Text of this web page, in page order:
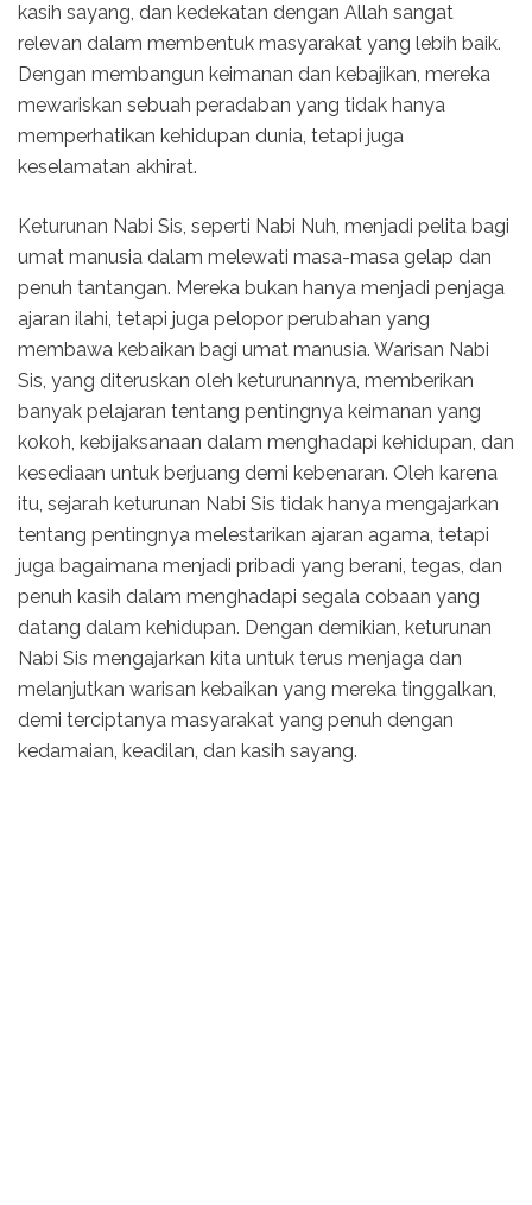
kasih sayang, dan kedekatan dengan Allah sangat
relevan dalam membentuk masyarakat yang lebih baik.
Dengan membangun keimanan dan kebajikan, mereka
mewariskan sebuah peradaban yang tidak hanya
memperhatikan kehidupan dunia, tetapi juga
keselamatan akhirat.
Keturunan Nabi Sis, seperti Nabi Nuh, menjadi pelita bagi
umat manusia dalam melewati masa-masa gelap dan
penuh tantangan. Mereka bukan hanya menjadi penjaga
ajaran ilahi, tetapi juga pelopor perubahan yang
membawa kebaikan bagi umat manusia. Warisan Nabi
Sis, yang diteruskan oleh keturunannya, memberikan
banyak pelajaran tentang pentingnya keimanan yang
kokoh, kebijaksanaan dalam menghadapi kehidupan, dan
kesediaan untuk berjuang demi kebenaran. Oleh karena
itu, sejarah keturunan Nabi Sis tidak hanya mengajarkan
tentang pentingnya melestarikan ajaran agama, tetapi
juga bagaimana menjadi pribadi yang berani, tegas, dan
penuh kasih dalam menghadapi segala cobaan yang
datang dalam kehidupan. Dengan demikian, keturunan
Nabi Sis mengajarkan kita untuk terus menjaga dan
melanjutkan warisan kebaikan yang mereka tinggalkan,
demi terciptanya masyarakat yang penuh dengan
kedamaian, keadilan, dan kasih sayang.